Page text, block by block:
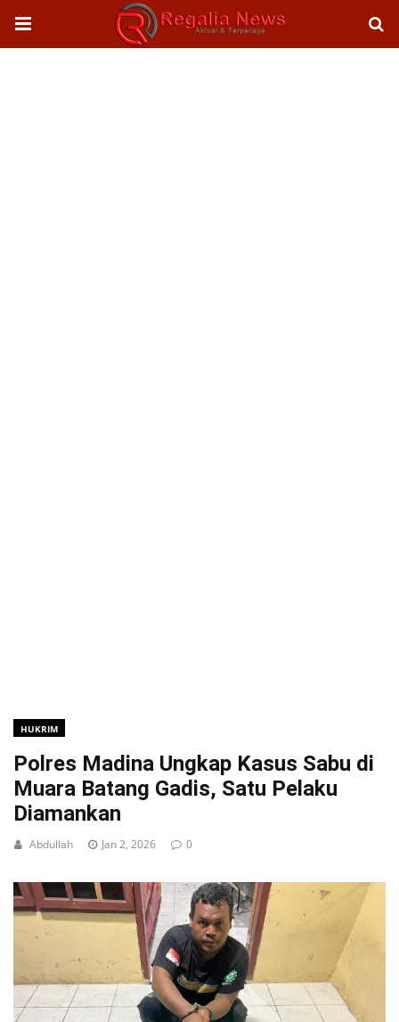
HUKRIM
Polres Madina Ungkap Kasus Sabu di
Muara Batang Gadis, Satu Pelaku
Diamankan
Abdullah Jan 2, 2026 0